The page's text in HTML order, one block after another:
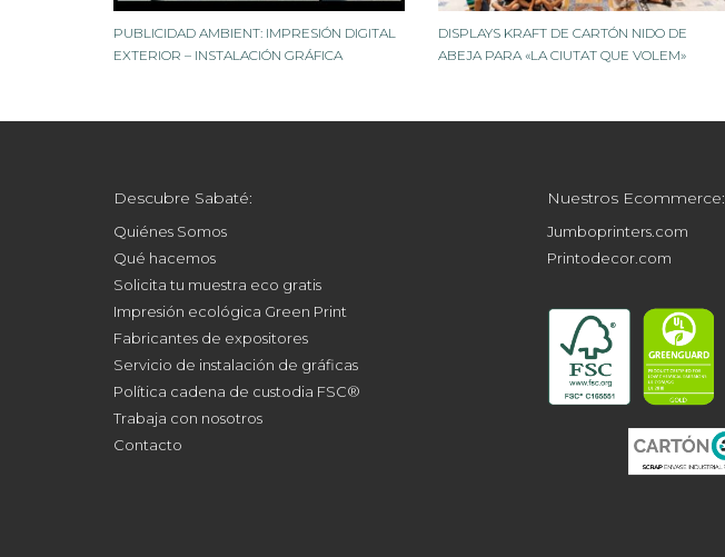
PUBLICIDAD AMBIENT: IMPRESIÓN DIGITAL
EXTERIOR – INSTALACIÓN GRÁFICA
DISPLAYS KRAFT DE CARTÓN NIDO DE
ABEJA PARA «LA CIUTAT QUE VOLEM»
Descubre Sabaté:
Quiénes Somos
Qué hacemos
Solicita tu muestra eco gratis
Impresión ecológica Green Print
Fabricantes de expositores
Servicio de instalación de gráficas
Política cadena de custodia FSC®
Trabaja con nosotros
Contacto
Nuestros Ecommerce:
Jumboprinters.com
Printodecor.com